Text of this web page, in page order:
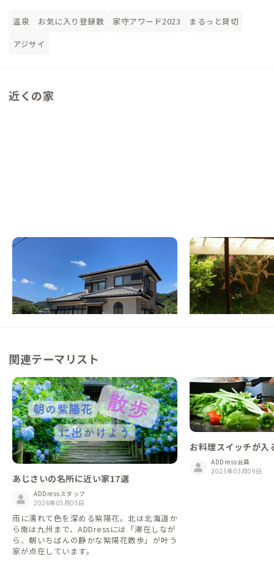
温泉 お気に入り登録数 家守アワード2023
まるっと貸切
アジサイ
近くの家
南伊豆B邸
【湯けむり香る温泉街】美しい夕陽と海が待
つ、ゆったり寛げる家
この家からの距離 0km
東伊豆E邸
静岡県 ゲストハウス
【海まで徒歩3分】港
史が香る家
この家からの距離 21km
関連テーマリスト
あじさいの名所に近い家17選
ADDressスタッフ
2026年05月05日
雨に濡れて色を深める紫陽花。北は北海道か
ら南は九州まで、ADDressには「滞在しなが
ら、朝いちばんの静かな紫陽花散歩」が叶う
家が点在しています。
お料理スイッチが入
ADDress会員
2025年03月09日